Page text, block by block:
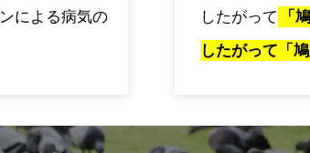
による病気の
したがって
「
したがって「